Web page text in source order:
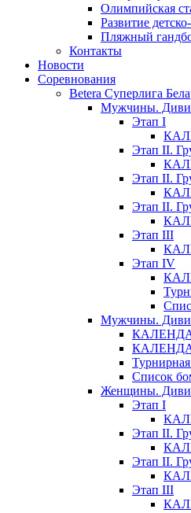
Олимпийская
Развитие
Пляжный
Контакты
Новости
Соревнования
Betera Суперлига
Мужчины.
Этап I
Этап II.
Этап II.
Этап II.
Этап III
Этап IV
Мужчины.
Список
Женщины.
Этап I
Этап II.
Этап II.
Этап III